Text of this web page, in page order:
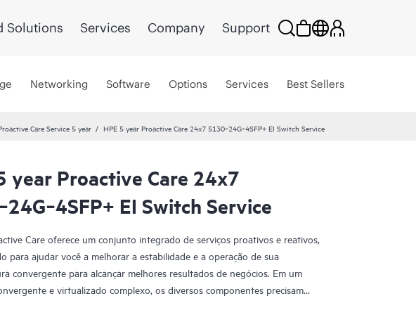
Solutions Services Company Support
Networking Software Options Services Best Sellers
Care Service 5 year HPE 5 year Proactive Care 24x7 5130‑24G‑4SFP+ EI Switch Service
year Proactive Care 24x7
EI Switch Service
Care oferece um conjunto integrado de serviços proativos e reativos,
para ajudar você a melhorar a estabilidade e a operação de sua
convergente para alcançar melhores resultados de negócios. Em um
e virtualizado complexo, os diversos componentes precisam